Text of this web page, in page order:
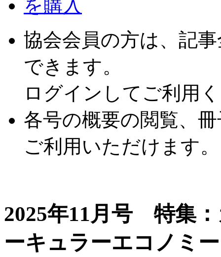
協会会員の方は、記
できます。
ログインしてご利用
各号の概要の閲覧、
ご利用いただけます。
2025年11月号 特集
ーキュラーエコノミ